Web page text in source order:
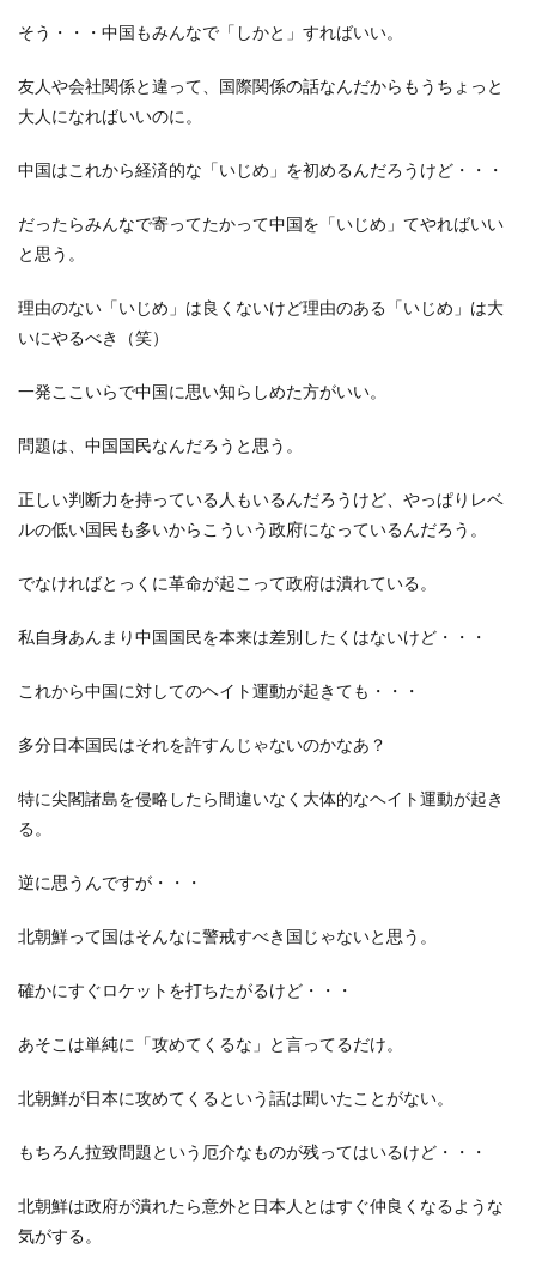
そう・・・中国もみんなで「しかと」すればいい。
友人や会社関係と違って、国際関係の話なんだからもうちょっと
大人になればいいのに。
中国はこれから経済的な「いじめ」を初めるんだろうけど・・・
だったらみんなで寄ってたかって中国を「いじめ」てやればいい
と思う。
理由のない「いじめ」は良くないけど理由のある「いじめ」は大
いにやるべき（笑）
一発ここいらで中国に思い知らしめた方がいい。
問題は、中国国民なんだろうと思う。
正しい判断力を持っている人もいるんだろうけど、やっぱりレベ
ルの低い国民も多いからこういう政府になっているんだろう。
でなければとっくに革命が起こって政府は潰れている。
私自身あんまり中国国民を本来は差別したくはないけど・・・
これから中国に対してのヘイト運動が起きても・・・
多分日本国民はそれを許すんじゃないのかなあ？
特に尖閣諸島を侵略したら間違いなく大体的なヘイト運動が起き
る。
逆に思うんですが・・・
北朝鮮って国はそんなに警戒すべき国じゃないと思う。
確かにすぐロケットを打ちたがるけど・・・
あそこは単純に「攻めてくるな」と言ってるだけ。
北朝鮮が日本に攻めてくるという話は聞いたことがない。
もちろん拉致問題という厄介なものが残ってはいるけど・・・
北朝鮮は政府が潰れたら意外と日本人とはすぐ仲良くなるような
気がする。